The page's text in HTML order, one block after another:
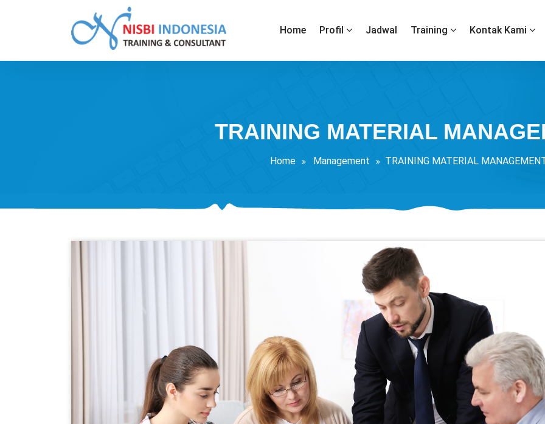
Training Consultant
Home Profil Jadwal Training Kontak Kami
TRAINING MATERIAL
Home Management TRAINING MATERIAL